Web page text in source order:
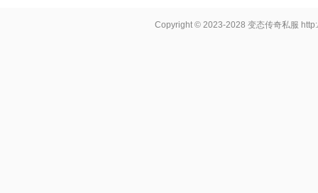
Copyright © 2023-2028变态传奇私服